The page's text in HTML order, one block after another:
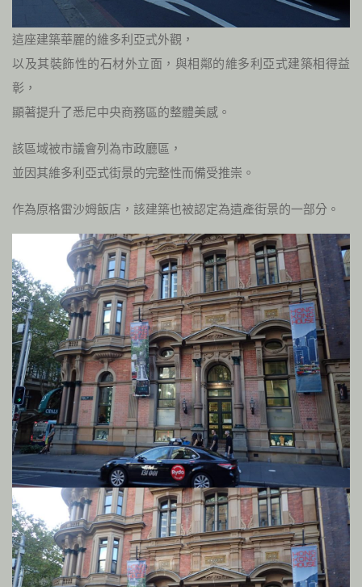
這座建築華麗的維多利亞式外觀，
以及其裝飾性的石材外立面，與相鄰的維多利亞式建築相得益
彰，
顯著提升了悉尼中央商務區的整體美感。
該區域被市議會列為市政廳區，
並因其維多利亞式街景的完整性而備受推崇。
作為原格雷沙姆飯店，該建築也被認定為遺產街景的一部分。